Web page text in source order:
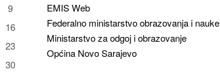
9
16
23
30
EMIS Web
Federalno ministarstvo obrazovanja i nauke
Ministarstvo za odgoj i obrazovanje
Općina Novo Sarajevo